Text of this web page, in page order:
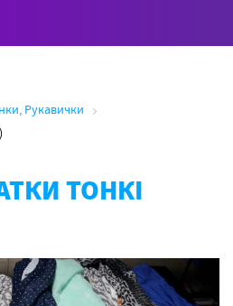
Рукавички
ТОНКІ